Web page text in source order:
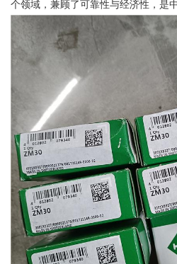
个领域，兼顾了可靠性与经济性，是